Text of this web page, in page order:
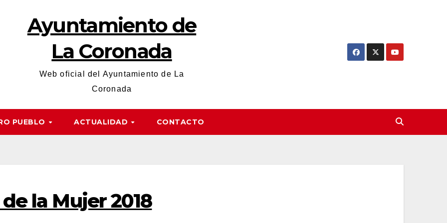
Ayuntamiento de
La Coronada
Web oficial del Ayuntamiento de La
Coronada
PUEBLO ACTUALIDAD CONTACTO
la Mujer 2018